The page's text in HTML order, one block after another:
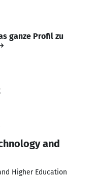
ganze Profil zu
and
Higher Education